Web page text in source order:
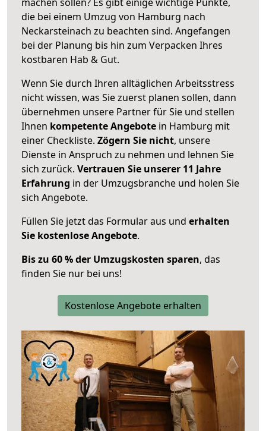
die bei einem Umzug von Hamburg nach
Neckarsteinach zu beachten sind. Angefangen
bei der Planung bis hin zum Verpacken Ihres
kostbaren Hab & Gut.
Wenn Sie durch Ihren alltäglichen Arbeitsstress
nicht wissen, was Sie zuerst planen sollen, dann
übernehmen unsere Partner für Sie und stellen
Ihnen kompetente Angebote in Hamburg mit
einer Checkliste. Zögern Sie nicht, unsere
Dienste in Anspruch zu nehmen und lehnen Sie
sich zurück. Vertrauen Sie unserer 11 Jahre
Erfahrung in der Umzugsbranche und holen Sie
sich Angebote.
Füllen Sie jetzt das Formular aus und erhalten
Sie kostenlose Angebote.
Bis zu 60 % der Umzugskosten sparen, das
finden Sie nur bei uns!
Kostenlose Angebote erhalten